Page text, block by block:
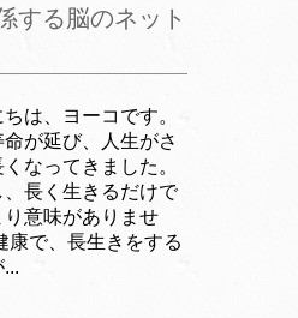
する脳のネット
は、ヨーコです。
が延び、人生がさ
なってきました。
、長く生きるだけで
り意味がありませ
康で、長生きをする